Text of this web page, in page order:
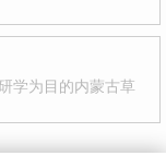
学为目的内蒙古草